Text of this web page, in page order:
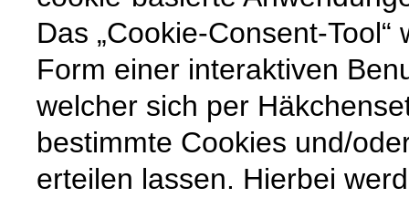
Das „Cookie-Consent-
Form einer interaktiven
welcher sich per
bestimmte Cookies und/
erteilen lassen. Hierbei